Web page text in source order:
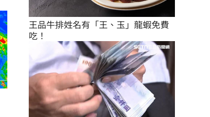
王品牛排姓名有「王、玉」龍蝦免費
吃！